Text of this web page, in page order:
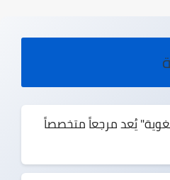
يُعد مرجعاً متخصصاً